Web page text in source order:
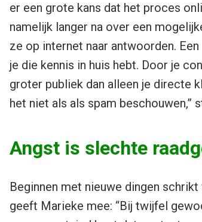
er een grote kans dat het proces
namelijk langer na over een
ze op internet naar antwoorden.
je die kennis in huis hebt. Door je
groter publiek dan alleen je directe
het niet als als spam beschouwen,”
Angst is slechte
Beginnen met nieuwe dingen
geeft Marieke mee: “Bij twijfel